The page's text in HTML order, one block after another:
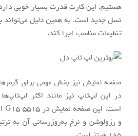
هستیم. این کارت قدرت بسیار خوبی
نسل جدید است. به همین دلیل می‌تواند
تنطیمات مناسب اجرا کند.
صفحه نمایش نیز بخش مهمی برای